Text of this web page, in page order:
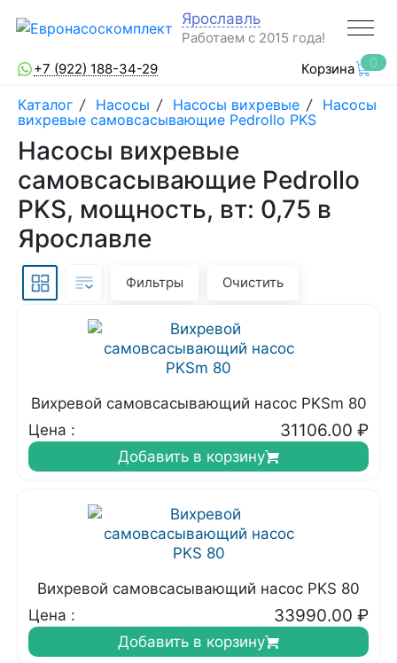
Ярославль
Работаем с 2015 года!
+7 (922) 188-34-29
Корзина 0
Каталог / Насосы / Насосы вихревые / Насосы
вихревые самовсасывающие Pedrollo PKS
Насосы вихревые
самовсасывающие Pedrollo
PKS, мощность, вт: 0,75 в
Ярославле
Фильтры Очистить
Вихревой самовсасывающий насос PKSm 80
Цена :
31106.00 ₽
Добавить в корзину
Вихревой самовсасывающий насос PKS 80
Цена :
33990.00 ₽
Добавить в корзину